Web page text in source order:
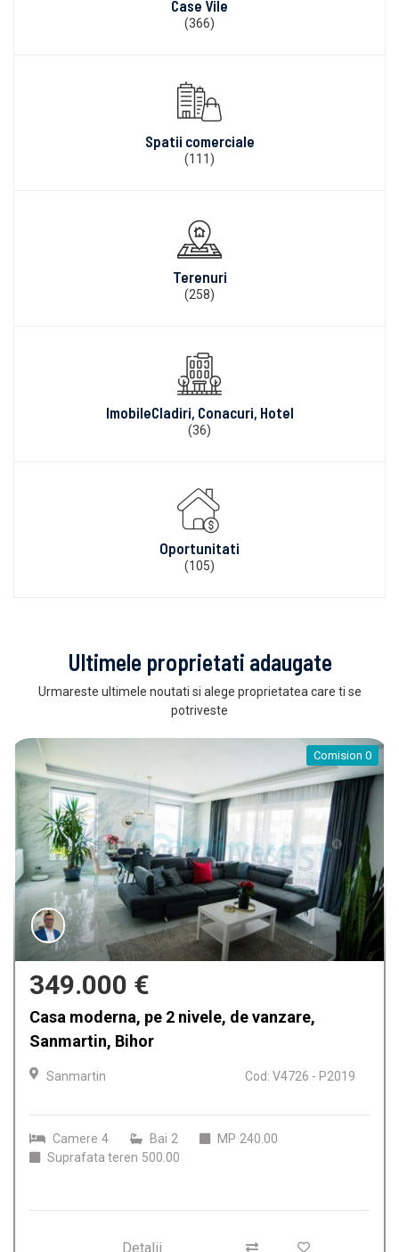
Case Vile
(366)
Spatii comerciale
(111)
Terenuri
(258)
ImobileCladiri, Conacuri, Hotel
(36)
Oportunitati
(105)
Ultimele proprietati adaugate
Urmareste ultimele noutati si alege proprietatea care ti se
potriveste
Comision 0
349.000 €
Casa moderna, pe 2 nivele, de vanzare,
Sanmartin, Bihor
Sanmartin Cod: V4726 - P2019
Camere 4 Bai 2 MP 240.00
Suprafata teren 500.00
Detalii